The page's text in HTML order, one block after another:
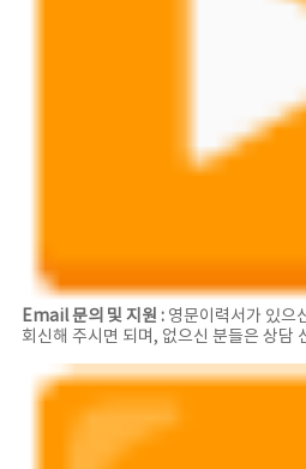
Email 문의 및 지원 : 영문이력서가 있
회신해 주시면 되며, 없으신 분들은 상담